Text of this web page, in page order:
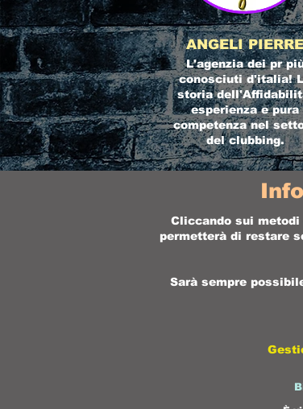
ANGELI PIERRE
L'agenzia dei pr
conosciuti d'italia!
storia
esperienza e pura
competenza nel
del clubbing.
Cliccando sui
permetterà di restare
Sarà sempre